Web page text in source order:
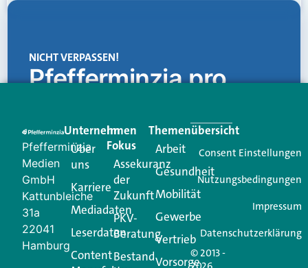
NICHT VERPASSEN!
Pfefferminzia.pro
Creator für Ihre Kundenkommunikation. Alles, was
Ihren Vertriebsalltag leichter macht. Mit nur einem
Login.
Jetzt anmelden
Pfefferminzia
Medien
GmbH
Kattunbleiche
31a
22041
Hamburg
Unternehmen
Über
uns
Karriere
Mediadaten
Leserdaten
Content
Im
Fokus
Assekuranz
der
Zukunft
PKV-
Beratung
Bestand
Themenübersicht
Arbeit
Gesundheit
Mobilität
Gewerbe
Vertrieb
Vorsorge
© 2013 -
Consent Einstellungen
Nutzungsbedingungen
Impressum
Datenschutzerklärung